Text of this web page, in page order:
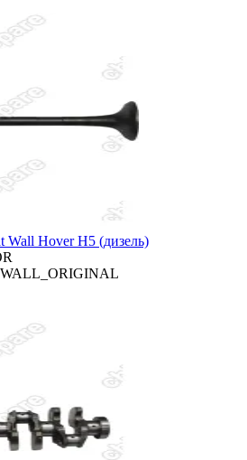
Wall Hover H5 (дизель)